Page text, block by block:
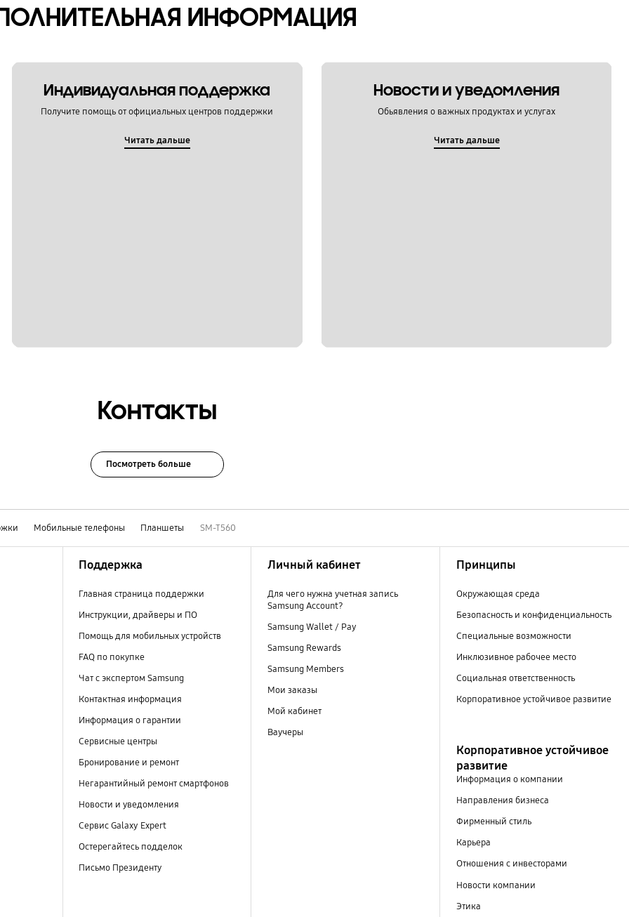
ИНФОРМАЦИЯ
Индивидуальная поддержка
Получите помощь от официальных центров поддержки
Читать дальше
Новости и уведомления
Обьявления о важных продуктах и услугах
Читать дальше
Контакты
Посмотреть больше
Мобильные телефоны Планшеты SM-T560
Поддержка
Главная страница поддержки
Инструкции, драйверы и ПО
Помощь для мобильных устройств
FAQ по покупке
Чат с экспертом Samsung
Контактная информация
Информация о гарантии
Сервисные центры
Бронирование и ремонт
Негарантийный ремонт смартфонов
Новости и уведомления
Сервис Galaxy Expert
Остерегайтесь подделок
Письмо Президенту
Личный кабинет
Для чего нужна учетная запись
Samsung Account?
Samsung Wallet / Pay
Samsung Rewards
Samsung Members
Мои заказы
Мой кабинет
Ваучеры
Принципы
Окружающая среда
Безопасность и конфиденциальность
Специальные возможности
Инклюзивное рабочее место
Социальная ответственность
Корпоративное устойчивое развитие
Корпоративное устойчивое
развитие
Информация о компании
Направления бизнеса
Фирменный стиль
Карьера
Отношения с инвесторами
Новости компании
Этика